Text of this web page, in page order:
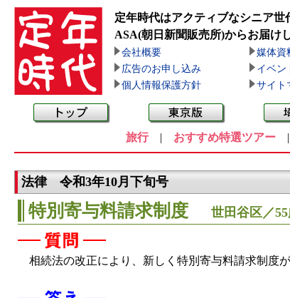
定年時代はアクティブなシニア世
ASA(朝日新聞販売所)からお届け
会社概要 媒体資
広告のお申し込み
イベン
個人情報保護方針
サイト
旅行| おすすめ特選ツアー
法律 令和3年10月下旬号
特別寄与料請求制度 世田谷区／
相続法の改正により、新しく特別寄与料請求制度